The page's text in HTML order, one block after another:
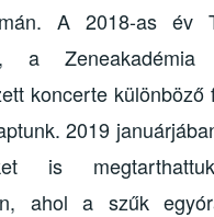
A 2018-as év
a Zeneakadémia
koncerte különböző
2019
is
ahol a szűk